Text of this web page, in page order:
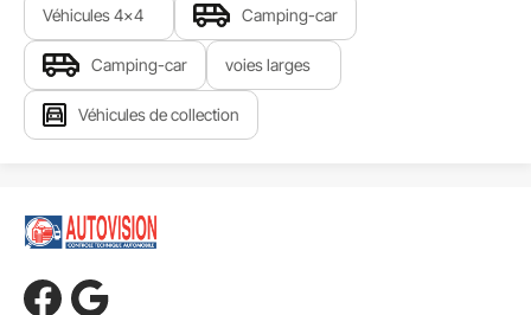
Véhicules 4x4 Camping-car
Camping-car voies larges
Véhicules de collection